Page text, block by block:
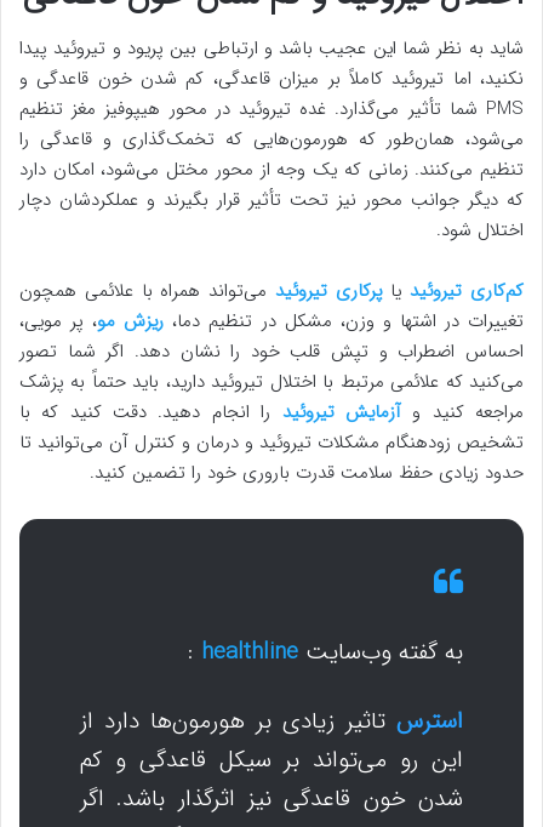
شاید به نظر شما این عجیب باشد و ارتباطی بین پریود و تیروئید پیدا
نکنید، اما تیروئید کاملاً بر میزان قاعدگی، کم شدن خون قاعدگی و
PMS شما تأثیر می‌گذارد. غده تیروئید در محور هیپوفیز مغز تنظیم
می‌شود، همان‌طور که هورمون‌هایی که تخمک‌گذاری و قاعدگی را
تنظیم می‌کنند. زمانی که یک وجه از محور مختل می‌شود، امکان دارد
که دیگر جوانب محور نیز تحت تأثیر قرار بگیرند و عملکردشان دچار
اختلال شود.
کم‌کاری تیروئیدیاپرکاری تیروئید می‌تواند همراه با علائمی همچون
تغییرات در اشتها و وزن، مشکل در تنظیم دما، ریزش مو، پر مویی،
احساس اضطراب و تپش قلب خود را نشان دهد. اگر شما تصور
می‌کنید که علائمی مرتبط با اختلال تیروئید دارید، باید حتماً به پزشک
مراجعه کنید وآزمایش تیروئید را انجام دهید. دقت کنید که با
تشخیص زودهنگام مشکلات تیروئید و درمان و کنترل آن می‌توانید تا
حدود زیادی حفظ سلامت قدرت باروری خود را تضمین کنید.
به گفته وب‌سایت healthline
:
استرس تاثیر زیادی بر هورمون‌ها دارد از
این رو می‌تواند بر سیکل قاعدگی و کم
شدن خون قاعدگی نیز اثرگذار باشد. اگر